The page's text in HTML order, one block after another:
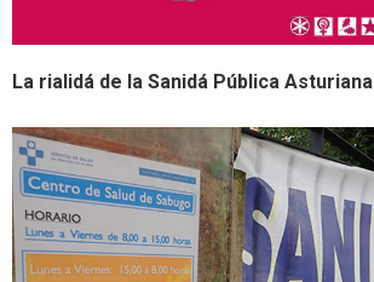
La rialidá de la Sanidá Pública Asturiana